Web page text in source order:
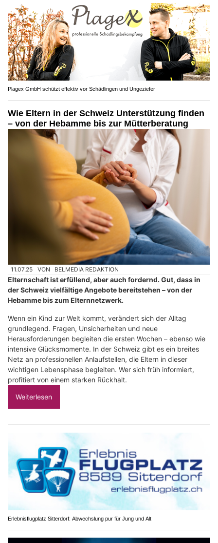
Plagex GmbH schützt effektiv vor Schädlingen und Ungeziefer
Wie Eltern in der Schweiz Unterstützung finden
– von der Hebamme bis zur Mütterberatung
11.07.25 VON BELMEDIA REDAKTION
Elternschaft ist erfüllend, aber auch fordernd. Gut, dass in
der Schweiz vielfältige Angebote bereitstehen – von der
Hebamme bis zum Elternnetzwerk.
Wenn ein Kind zur Welt kommt, verändert sich der Alltag
grundlegend. Fragen, Unsicherheiten und neue
Herausforderungen begleiten die ersten Wochen – ebenso wie
intensive Glücksmomente. In der Schweiz gibt es ein breites
Netz an professionellen Anlaufstellen, die Eltern in dieser
wichtigen Lebensphase begleiten. Wer sich früh informiert,
profitiert von einem starken Rückhalt.
Weiterlesen
Erlebnisflugplatz Sitterdorf: Abwechslung pur für Jung und Alt